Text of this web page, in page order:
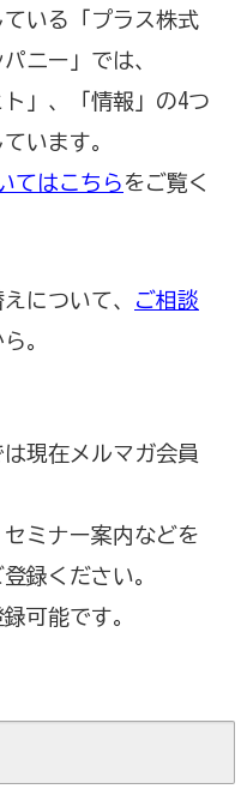
いる「プラス株式
ニー」では、
ト」、「情報」の4つ
います。
てはこちら をご覧く
について、
ご相談
。
現在メルマガ会員
ミナー案内などを
録ください。
可能です。